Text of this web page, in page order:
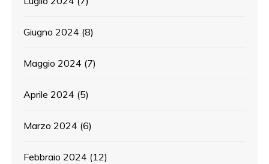
Giugno 2024 (8)
Maggio 2024 (7)
Aprile 2024 (5)
Marzo 2024 (6)
Febbraio 2024 (12)